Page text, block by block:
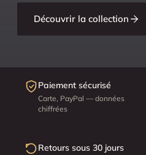
Découvrir la collection
Paiement sécurisé
Carte, PayPal — données
chiffrées
Retours sous 30 jours